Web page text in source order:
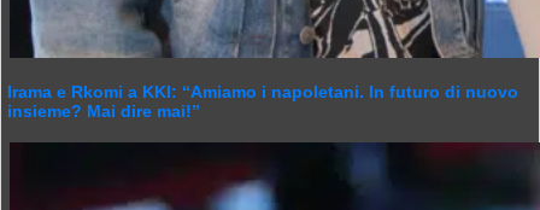
Irama e Rkomi a KKI: “Amiamo i napoletani. In futuro di nuovo
insieme? Mai dire mai!”